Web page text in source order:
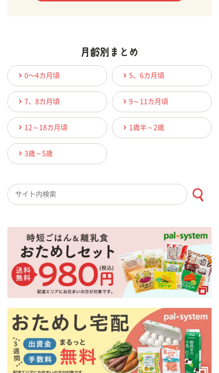
0〜4カ月頃 5、6カ月頃
7、8カ月頃 9～11カ月頃
12～18カ月頃 1歳半～2歳
3歳～5歳
検索キーワード入力